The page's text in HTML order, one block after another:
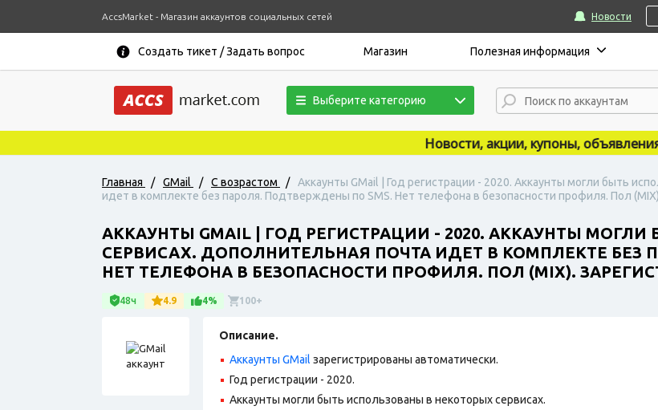
AccsMarket - Магазин аккаунтов социальных сетей Новости
Создать тикет / Задать вопрос Магазин Полезная информация
Выберите категорию
Новости, акции, купоны, объявления
Главная / GMail / С возрастом /
Аккаунты GMail | Год регистрации - 2020. Аккаунты могли быть
идет в комплекте без пароля. Подтверждены по SMS. Нет телефона в безопасности профиля. Пол
АККАУНТЫ GMAIL | ГОД РЕГИСТРАЦИИ - 2020. АККАУНТЫ
СЕРВИСАХ. ДОПОЛНИТЕЛЬНАЯ ПОЧТА ИДЕТ В КОМПЛЕКТЕ БЕЗ
НЕТ ТЕЛЕФОНА В БЕЗОПАСНОСТИ ПРОФИЛЯ. ПОЛ (MIX).
48ч 4.9 4% 100+
Описание.
Аккаунты GMail зарегистрированы автоматически.
Год регистрации - 2020.
Аккаунты могли быть использованы в некоторых сервисах.